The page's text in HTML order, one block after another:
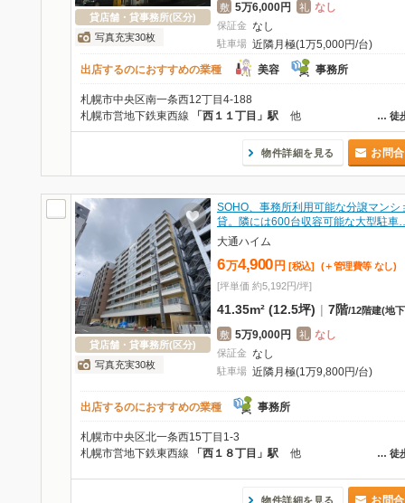
貸店舗・貸事務所(区分)
写真充実30枚
敷 5万6,000円 礼 なし
保証金 なし
駐車場 近隣月極(1万5,000円/台)
出店するのにおすすめの業種
美容 事務所
札幌市中央区南一条西12丁目4-188
… 徒
札幌市営地下鉄東西線 「西１１丁目」駅 他
物件詳細を見る お問
貸店舗・貸事務所(区分)
写真充実30枚
SOHO、事務所利用可能な分譲マンシ
貸。隣には600台収容可能な大型駐
大通ハイム
6万4,900 円 [税込] (＋管理費等 なし)
[坪単価 約5,192円/坪]
41.35m² (12.5坪) | 7階/12階建(地
敷 5万9,000円 礼 なし
保証金 なし
駐車場 近隣月極(1万9,800円/台)
出店するのにおすすめの業種 事務所
札幌市中央区北一条西15丁目1-3
… 徒
札幌市営地下鉄東西線 「西１８丁目」駅 他
物件詳細を見る お問